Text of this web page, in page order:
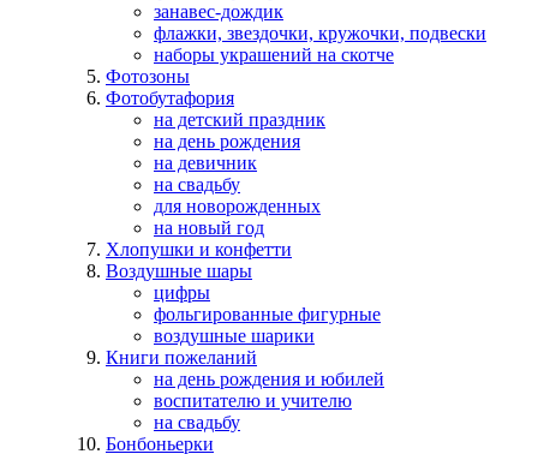
занавес-дождик
флажки, звездочки, кружочки, подвески
наборы украшений на скотче
Фотозоны
Фотобутафория
на детский праздник
на день рождения
на девичник
на свадьбу
для новорожденных
на новый год
Хлопушки и конфетти
Воздушные шары
цифры
фольгированные фигурные
воздушные шарики
Книги пожеланий
на день рождения и юбилей
воспитателю и учителю
на свадьбу
Бонбоньерки